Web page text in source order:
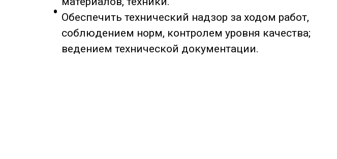
Обеспечить технический надзор за ходом работ,
соблюдением норм, контролем уровня качества;
ведением технической документации.